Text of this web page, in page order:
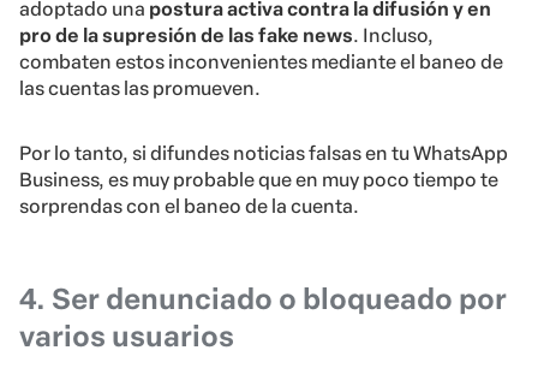
adoptado una postura activa contra la difusión y en
pro de la supresión de las fake news. Incluso,
combaten estos inconvenientes mediante el baneo de
las cuentas las promueven.
Por lo tanto, si difundes noticias falsas en tu WhatsApp
Business, es muy probable que en muy poco tiempo te
sorprendas con el baneo de la cuenta.
4. Ser denunciado o bloqueado por
varios usuarios